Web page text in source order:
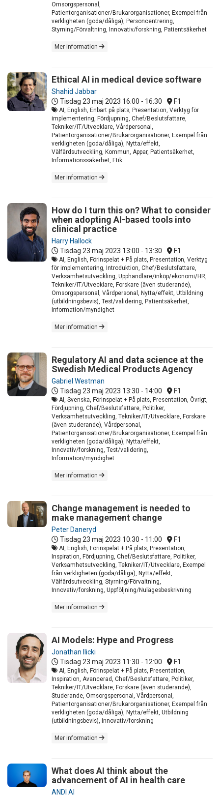
Omsorgspersonal,
Patientorganisationer/Brukarorganisationer, Exempel från
verkligheten (goda/dåliga), Personcentrering,
Styrning/Förvaltning, Innovativ/forskning, Patientsäkerhet
Mer information
Ethical AI in medical device software
Shahid Jabbar
Tisdag 23 maj 2023 16:00 - 16:30 F1
AI, English, Enbart på plats, Presentation, Verktyg för
implementering, Fördjupning, Chef/Beslutsfattare,
Tekniker/IT/Utvecklare, Vårdpersonal,
Patientorganisationer/Brukarorganisationer, Exempel från
verkligheten (goda/dåliga), Nytta/effekt,
Välfärdsutveckling, Kommun, Appar, Patientsäkerhet,
Informationssäkerhet, Etik
Mer information
How do I turn this on? What to consider
when adopting AI-based tools into
clinical practice
Harry Hallock
Tisdag 23 maj 2023 13:00 - 13:30 F1
AI, English, Förinspelat + På plats, Presentation, Verktyg
för implementering, Introduktion, Chef/Beslutsfattare,
Verksamhetsutveckling, Upphandlare/inköp/ekonomi/HR,
Tekniker/IT/Utvecklare, Forskare (även studerande),
Omsorgspersonal, Vårdpersonal, Nytta/effekt, Utbildning
(utbildningsbevis), Test/validering, Patientsäkerhet,
Information/myndighet
Mer information
Regulatory AI and data science at the
Swedish Medical Products Agency
Gabriel Westman
Tisdag 23 maj 2023 13:30 - 14:00 F1
AI, Svenska, Förinspelat + På plats, Presentation, Övrigt,
Fördjupning, Chef/Beslutsfattare, Politiker,
Verksamhetsutveckling, Tekniker/IT/Utvecklare, Forskare
(även studerande), Vårdpersonal,
Patientorganisationer/Brukarorganisationer, Exempel från
verkligheten (goda/dåliga), Nytta/effekt,
Innovativ/forskning, Test/validering,
Information/myndighet
Mer information
Change management is needed to
make management change
Peter Daneryd
Tisdag 23 maj 2023 10:30 - 11:00 F1
AI, English, Förinspelat + På plats, Presentation,
Inspiration, Fördjupning, Chef/Beslutsfattare, Politiker,
Verksamhetsutveckling, Tekniker/IT/Utvecklare, Exempel
från verkligheten (goda/dåliga), Nytta/effekt,
Välfärdsutveckling, Styrning/Förvaltning,
Innovativ/forskning, Uppföljning/Nulägesbeskrivning
Mer information
AI Models: Hype and Progress
Jonathan Ilicki
Tisdag 23 maj 2023 11:30 - 12:00 F1
AI, English, Förinspelat + På plats, Presentation,
Inspiration, Avancerad, Chef/Beslutsfattare, Politiker,
Tekniker/IT/Utvecklare, Forskare (även studerande),
Studerande, Omsorgspersonal, Vårdpersonal,
Patientorganisationer/Brukarorganisationer, Exempel från
verkligheten (goda/dåliga), Nytta/effekt, Utbildning
(utbildningsbevis), Innovativ/forskning
Mer information
What does AI think about the
advancement of AI in health care
ANDI AI